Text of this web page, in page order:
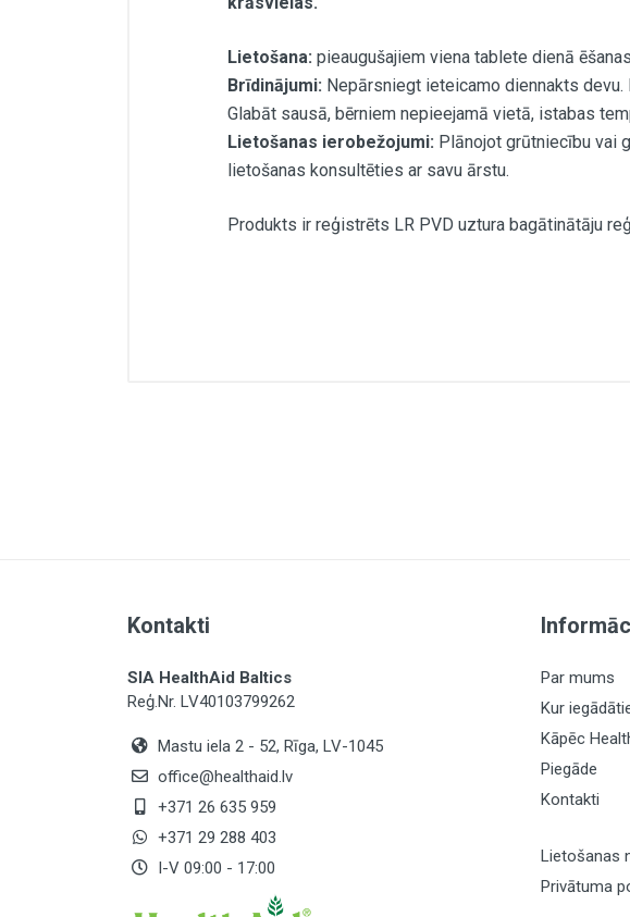
Lietošana: pieaugušajiem viena tablete dienā
Brīdinājumi: Nepārsniegt ieteicamo diennakts
Glabāt sausā, bērniem nepieejamā vietā, istabas
Lietošanas ierobežojumi: Plānojot grūtniecību vai
lietošanas konsultēties ar savu ārstu.
Produkts ir reģistrēts LR PVD uztura bagātinātāju
Kontakti
SIA HealthAid Baltics
Reģ.Nr. LV40103799262
Mastu iela 2 - 52, Rīga, LV-1045
office@healthaid.lv
+371 26 635 959
+371 29 288 403
I-V 09:00 - 17:00
Par mums
Kur
Kāpēc
Piegāde
Kontakti
Lietošanas
Privātuma